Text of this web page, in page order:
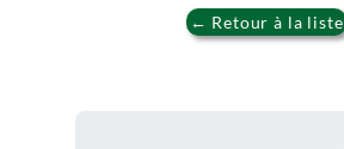
← Retour à la liste